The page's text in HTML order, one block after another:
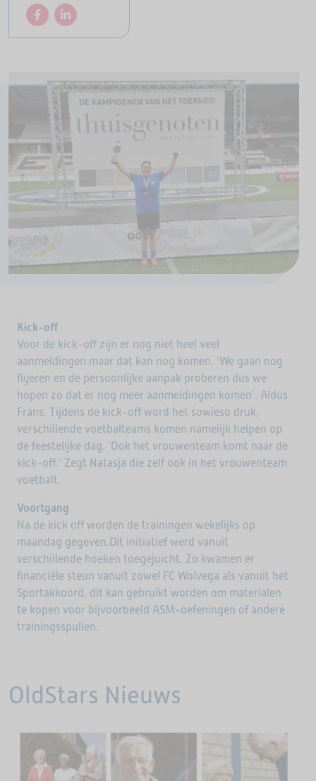
Kick-off
Voor de kick-off zijn er nog niet heel veel
aanmeldingen maar dat kan nog komen. ‘We gaan nog
flyeren en de persoonlijke aanpak proberen dus we
hopen zo dat er nog meer aanmeldingen komen’. Aldus
Frans. Tijdens de kick-off word het sowieso druk,
verschillende voetbalteams komen namelijk helpen op
de feestelijke dag. ‘Ook het vrouwenteam komt naar de
kick-off.’ Zegt Natasja die zelf ook in het vrouwenteam
voetbalt.
Voortgang
Na de kick off worden de trainingen wekelijks op
maandag gegeven.Dit initiatief werd vanuit
verschillende hoeken toegejuicht. Zo kwamen er
financiële steun vanuit zowel FC Wolvega als vanuit het
Sportakkoord, dit kan gebruikt worden om materialen
te kopen voor bijvoorbeeld ASM-oefeningen of andere
trainingsspullen.
OldStars Nieuws